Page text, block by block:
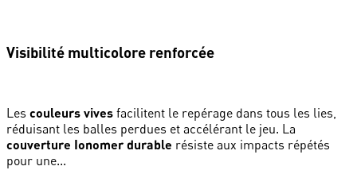
Visibilité multicolore renforcée
Les couleurs vives facilitent le repérage dans tous les lies,
réduisant les balles perdues et accélérant le jeu. La
couverture Ionomer durable résiste aux impacts répétés
pour une...